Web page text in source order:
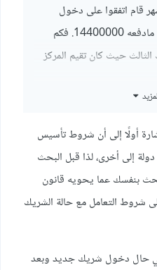
منهم وبعد مرور 8 اشهر قام اتفقوا على دخول
اشريك الثلث برئس المال وكان مادفعه 14400000. فكم
حيث كان تقيم المركز
أولًا إلى أن شروط تأسيس
إلى أخرى، لذا قبل البحث
بنفسك عما يحويه قانون
شروط التعامل مع حالة الشريك
في حال دخول شريك جديد وبعد